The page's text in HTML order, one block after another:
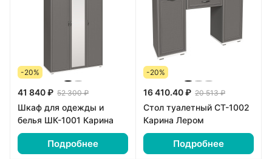
-20%
41 840 ₽ 52 300 ₽
Шкаф для одежды и
белья ШК-1001 Карина
Подробнее
-20%
16 410.40 ₽ 20 513 ₽
Стол туалетный СТ-1002
Карина Лером
Подробнее